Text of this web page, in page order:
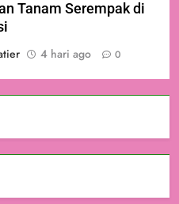
Tanam Serempak di
4 hari ago 0